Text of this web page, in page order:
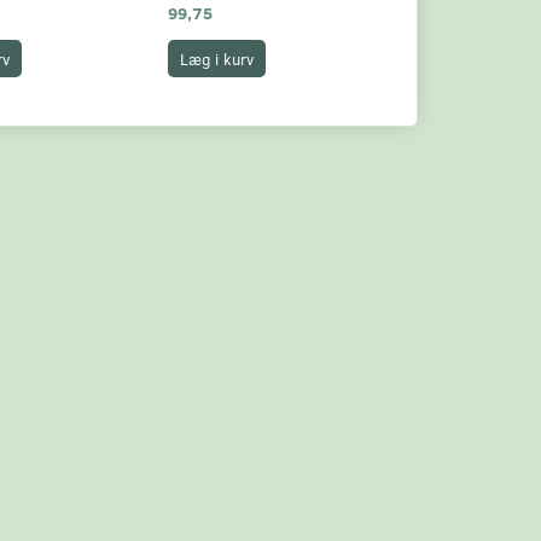
99,75
Læg i kurv